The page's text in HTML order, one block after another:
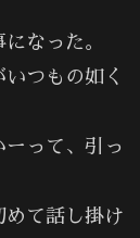
なった。
つもの如く
って、引っ
めて話し掛け